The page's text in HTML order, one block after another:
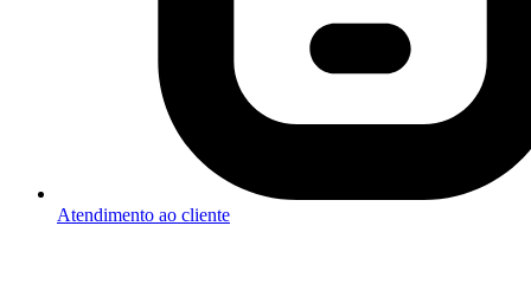
Atendimento ao cliente